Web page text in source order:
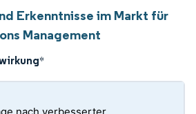
Erkenntnisse im Markt für
Management
*